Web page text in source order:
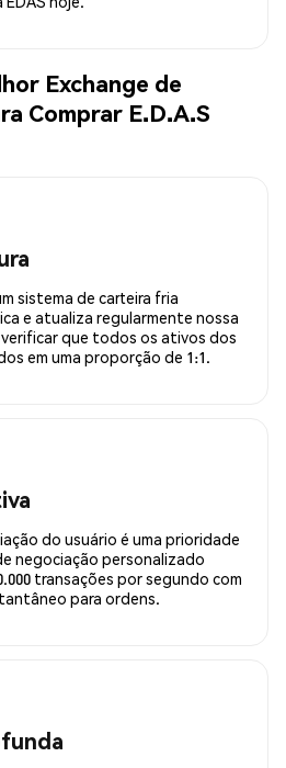
Exchange de
Comprar E.D.A.S
sistema de carteira fria
e atualiza regularmente nossa
que todos os ativos dos
em uma proporção de 1:1.
do usuário é uma prioridade
negociação personalizado
transações por segundo com
para ordens.